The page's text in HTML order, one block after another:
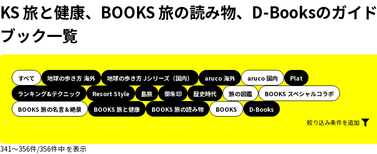
KS 旅と健康、BOOKS 旅の読み物、D-Booksのガイド
ブック一覧
すべて 地球の歩き方 海外 地球の歩き方 Jシリーズ（国内） aruco 海外 aruco 国内
Plat
ランキング&テクニック
Resort Style 島旅 御朱印 歴史時代 旅の図鑑
BOOKS スペシャルコラボ
BOOKS 旅の名言＆絶景
BOOKS 旅と健康 BOOKS 旅の読み物 BOOKS
D-Books
絞り込み条件を追加
341〜356件/356件中 を表示